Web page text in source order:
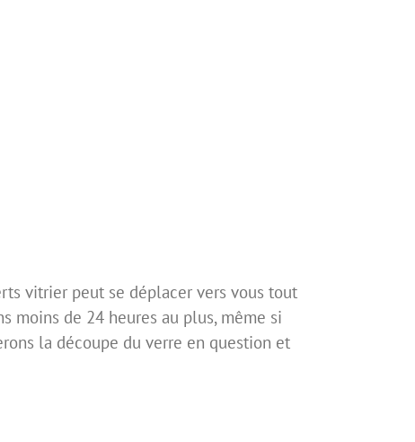
vitrier peut se déplacer vers vous tout
moins de 24 heures au plus, même si
la découpe du verre en question et